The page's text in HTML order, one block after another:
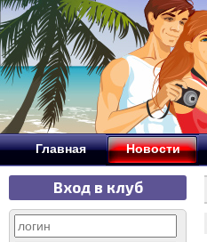
Главная Новости
Вход в клуб